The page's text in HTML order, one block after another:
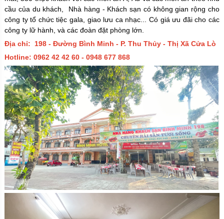
cầu của du khách, Nhà hàng - Khách sạn có không gian rộng cho
công ty tổ chức tiệc gala, giao lưu ca nhạc... Có giá ưu đãi cho các
công ty lữ hành, và các đoàn đặt phòng lớn.
Địa chỉ: 198 - Đường Bình Minh - P. Thu Thủy - Thị Xã Cửa Lò
Hotline: 0962 42 42 60 - 0948 677 868